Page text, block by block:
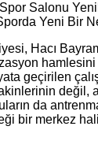
Salonu
Yeni Bir
Hacı
geçirilen
değil,
da
bir merkez